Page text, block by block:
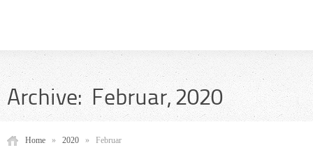
Archive: Februar, 2020
Home » 2020 » Februar